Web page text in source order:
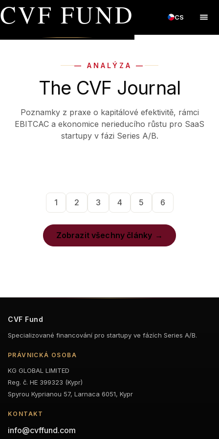
CVF FUND CS
— ANALÝZA —
The CVF Journal
Poznamky z praxe o kapitálové efektivitě, rámci
EBITCAC a ekonomice nerieducího růstu pro SaaS
startupy v fázi Series A/B.
1 2 3 4 5 6
Zobrazit všechny články
CVF Fund
Specializované financování pro startupy ve fázích Series A/B.
PRÁVNICKÁ OSOBA
KG GLOBAL LIMITED
Reg. č. HE 399323 (Kypr)
Spyrou Kyprianou 57, Larnaca 6051, Kypr
KONTAKT
info@cvffund.com